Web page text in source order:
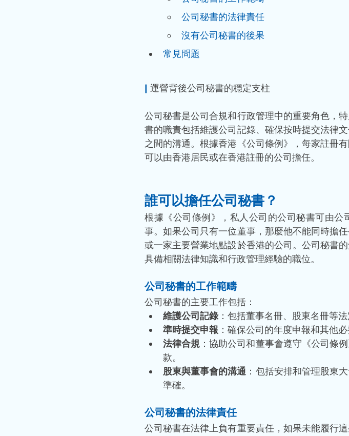
公司秘書的法律責任
沒有公司秘書的後果
常見問題
| 運營背後公司秘書的穩定支柱
公司秘書是公司合規和行政管理中的重要角色，
書的職責包括維護公司記錄、確保按時提交法律
之間的溝通。根據香港《公司條例》，每家註冊
可以由香港居民或在香港註冊的公司擔任。
誰可以擔任公司秘書？
根據《公司條例》，私人公司的公司秘書可由
事。如果公司只有一位董事，那麼他不能同時擔
或一家主要營業地點設於香港的公司。公司秘書
具備相關法律知識和行政管理經驗的職位。
公司秘書的工作範疇
公司秘書的主要工作包括：
維護公司記錄：包括董事名冊、股東名冊等法
準時提交申報 ：確保公司的年度申報和其他
法律合規 ：協助公司和董事會遵守《公司條
款。
股東與董事會的溝通 ：包括安排和管理股東
準確。
公司秘書的法律責任
公司秘書在法律上負有重要責任，如果未能履行